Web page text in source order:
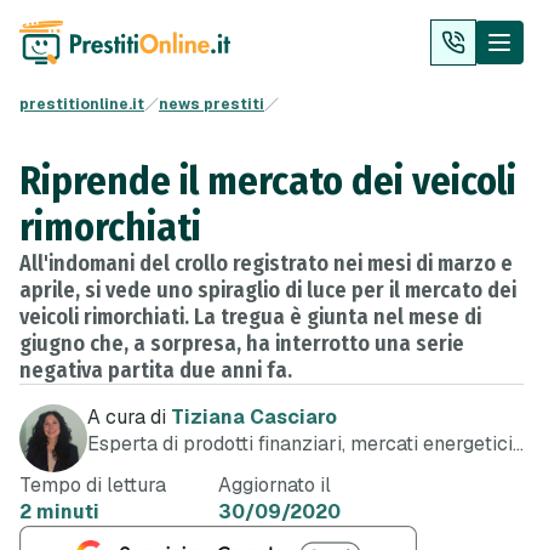
prestitionline.it news prestiti
Riprende il mercato dei veicoli
rimorchiati
All'indomani del crollo registrato nei mesi di marzo e
aprile, si vede uno spiraglio di luce per il mercato dei
veicoli rimorchiati. La tregua è giunta nel mese di
giugno che, a sorpresa, ha interrotto una serie
negativa partita due anni fa.
A cura di Tiziana Casciaro
Esperta di prodotti finanziari, mercati energetici
Tempo di lettura
2 minuti
Aggiornato il
30/09/2020